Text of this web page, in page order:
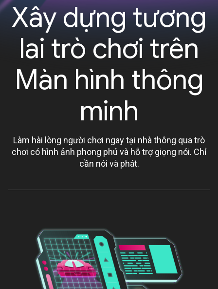
Xây dựng tương
lai trò chơi trên
Màn hình thông
minh
Làm hài lòng người chơi ngay tại nhà thông qua trò
chơi có hình ảnh phong phú và hỗ trợ giọng nói. Chỉ
cần nói và phát.